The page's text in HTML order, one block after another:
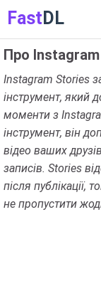
Fast DL
Про
Instagram Stories
інструмент, який
моменти з
інструмент, він
відео ваших
записів. Stories
після
не пропустити